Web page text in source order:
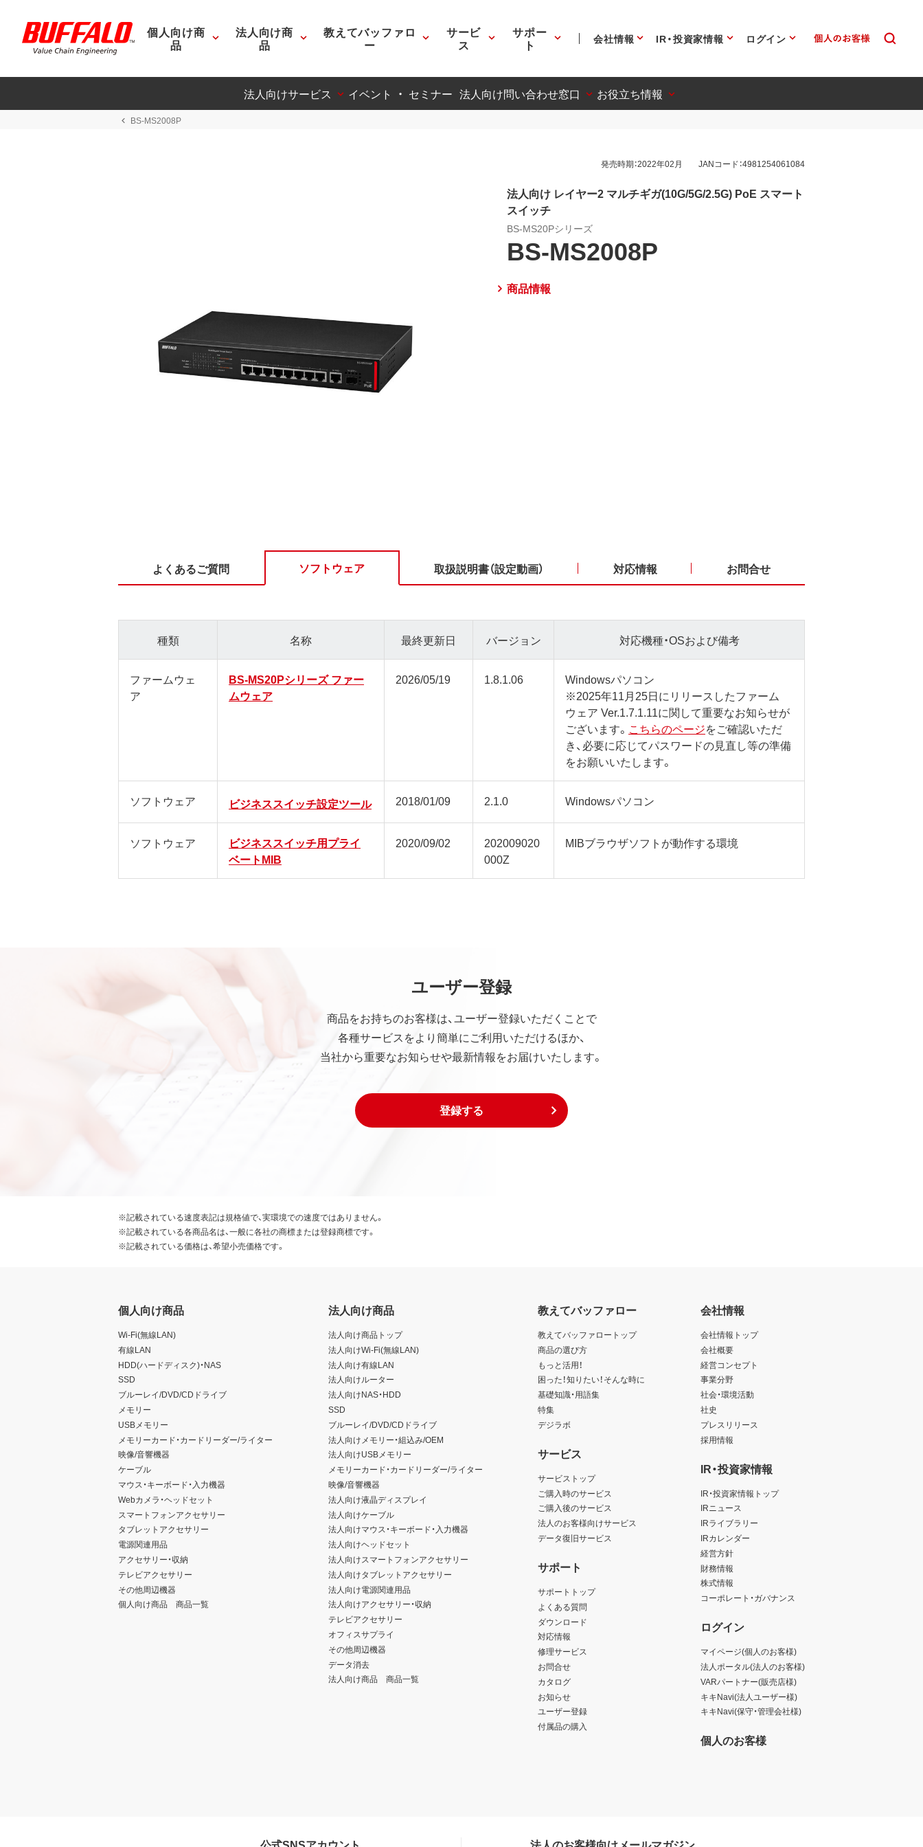
個人向け商
品
法人向け商
品
教えてバッファロ
ー
サービ
ス
サポー
ト 会社情報 IR・投資家情報 ログイン
法人向けサービス イベント ・ セミナー 法人向け問い合わせ窓口 お役立ち情報
BS-MS2008P
発売時期：2022年02月 JANコード：4981254061084
法人向け レイヤー2 マルチギガ(10G/5G/2.5G) PoE スマート
スイッチ
BS-MS20Pシリーズ
BS-MS2008P
商品情報
よくあるご質問 ソフトウェア 取扱説明書（設定動画） 対応情報 お問合せ
種類 名称 最終更新日 バージョン 対応機種・OSおよび備考
ファームウェ
ア
BS-MS20Pシリーズ ファー
ムウェア
2026/05/19 1.8.1.06
Windowsパソコン
※2025年11月25日にリリースしたファーム
ウェア Ver.1.7.1.11に関して重要なお知らせが
ございます。 こちらのページをご確認いただ
き、必要に応じてパスワードの見直し等の準備
をお願いいたします。
ソフトウェア ビジネススイッチ設定ツール 2018/01/09 2.1.0 Windowsパソコン
ソフトウェア
ビジネススイッチ用プライ
ベートMIB
2020/09/02
202009020
000Z
MIBブラウザソフトが動作する環境
ユーザー登録
商品をお持ちのお客様は、ユーザー登録いただくことで
各種サービスをより簡単にご利用いただけるほか、
当社から重要なお知らせや最新情報をお届けいたします。
登録する
※記載されている速度表記は規格値で、実環境での速度ではありません。
※記載されている各商品名は、一般に各社の商標または登録商標です。
※記載されている価格は、希望小売価格です。
個人向け商品
Wi-Fi(無線LAN)
有線LAN
HDD(ハードディスク)・NAS
SSD
ブルーレイ/DVD/CDドライブ
メモリー
USBメモリー
メモリーカード・カードリーダー/ライター
映像/音響機器
ケーブル
マウス・キーボード・入力機器
Webカメラ・ヘッドセット
スマートフォンアクセサリー
タブレットアクセサリー
電源関連用品
アクセサリー・収納
テレビアクセサリー
その他周辺機器
個人向け商品 商品一覧
法人向け商品
法人向け商品トップ
法人向けWi-Fi(無線LAN)
法人向け有線LAN
法人向けルーター
法人向けNAS・HDD
SSD
ブルーレイ/DVD/CDドライブ
法人向けメモリー・組込み/OEM
法人向けUSBメモリー
メモリーカード・カードリーダー/ライター
映像/音響機器
法人向け液晶ディスプレイ
法人向けケーブル
法人向けマウス・キーボード・入力機器
法人向けヘッドセット
法人向けスマートフォンアクセサリー
法人向けタブレットアクセサリー
法人向け電源関連用品
法人向けアクセサリー・収納
テレビアクセサリー
オフィスサプライ
その他周辺機器
データ消去
法人向け商品 商品一覧
教えてバッファロー
教えてバッファロートップ
商品の選び方
もっと活用！
困った！知りたい！そんな時に
基礎知識・用語集
特集
デジラボ
サービス
サービストップ
ご購入時のサービス
ご購入後のサービス
法人のお客様向けサービス
データ復旧サービス
サポート
サポートトップ
よくある質問
ダウンロード
対応情報
修理サービス
お問合せ
カタログ
お知らせ
ユーザー登録
付属品の購入
会社情報
会社情報トップ
会社概要
経営コンセプト
事業分野
社会・環境活動
社史
プレスリリース
採用情報
IR・投資家情報
IR・投資家情報トップ
IRニュース
IRライブラリー
IRカレンダー
経営方針
財務情報
株式情報
コーポレート・ガバナンス
ログイン
マイページ(個人のお客様)
法人ポータル(法人のお客様)
VARパートナー(販売店様)
キキNavi(法人ユーザー様)
キキNavi(保守・管理会社様)
個人のお客様